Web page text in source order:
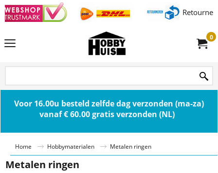
0
Voor 16.00u besteld zelfde dag verzonden (ma-za)
vanaf € 60.00 gratis verzonden (NL)
Home Hobbymaterialen Metalen ringen
Metalen ringen